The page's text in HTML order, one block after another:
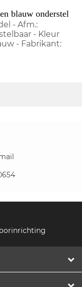
blauw onderstel
- Afm.:
- Kleur
- Fabrikant: